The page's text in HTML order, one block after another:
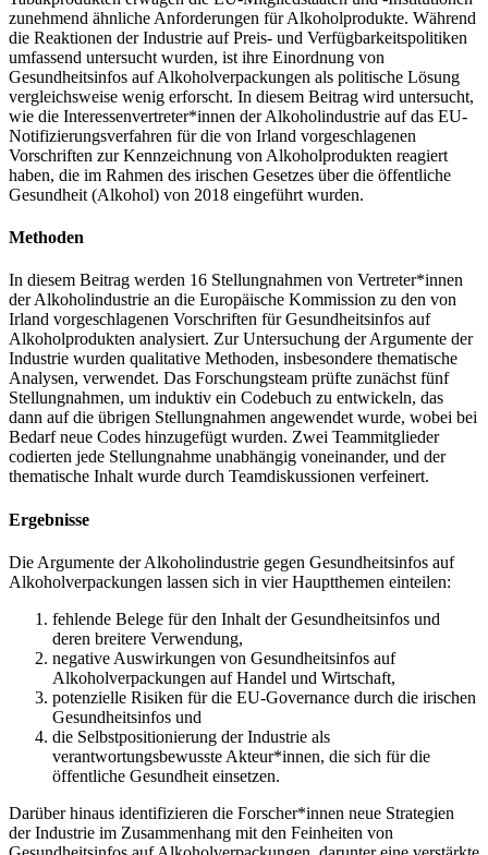
zunehmend ähnliche Anforderungen für Alkoholprodukte. Während
die Reaktionen der Industrie auf Preis- und Verfügbarkeitspolitiken
umfassend untersucht wurden, ist ihre Einordnung von
Gesundheitsinfos auf Alkoholverpackungen als politische Lösung
vergleichsweise wenig erforscht. In diesem Beitrag wird untersucht,
wie die Interessenvertreter*innen der Alkoholindustrie auf das EU-
Notifizierungsverfahren für die von Irland vorgeschlagenen
Vorschriften zur Kennzeichnung von Alkoholprodukten reagiert
haben, die im Rahmen des irischen Gesetzes über die öffentliche
Gesundheit (Alkohol) von 2018 eingeführt wurden.
Methoden
In diesem Beitrag werden 16 Stellungnahmen von Vertreter*innen
der Alkoholindustrie an die Europäische Kommission zu den von
Irland vorgeschlagenen Vorschriften für Gesundheitsinfos auf
Alkoholprodukten analysiert. Zur Untersuchung der Argumente der
Industrie wurden qualitative Methoden, insbesondere thematische
Analysen, verwendet. Das Forschungsteam prüfte zunächst fünf
Stellungnahmen, um induktiv ein Codebuch zu entwickeln, das
dann auf die übrigen Stellungnahmen angewendet wurde, wobei bei
Bedarf neue Codes hinzugefügt wurden. Zwei Teammitglieder
codierten jede Stellungnahme unabhängig voneinander, und der
thematische Inhalt wurde durch Teamdiskussionen verfeinert.
Ergebnisse
Die Argumente der Alkoholindustrie gegen Gesundheitsinfos auf
Alkoholverpackungen lassen sich in vier Hauptthemen einteilen:
fehlende Belege für den Inhalt der Gesundheitsinfos und
deren breitere Verwendung,
negative Auswirkungen von Gesundheitsinfos auf
Alkoholverpackungen auf Handel und Wirtschaft,
potenzielle Risiken für die EU-Governance durch die irischen
Gesundheitsinfos und
die Selbstpositionierung der Industrie als
verantwortungsbewusste Akteur*innen, die sich für die
öffentliche Gesundheit einsetzen.
Darüber hinaus identifizieren die Forscher*innen neue Strategien
der Industrie im Zusammenhang mit den Feinheiten von